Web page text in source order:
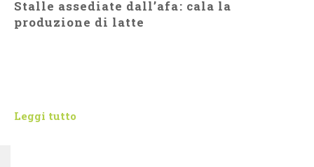
Stalle assediate dall’afa: cala la
produzione di latte
Leggi tutto